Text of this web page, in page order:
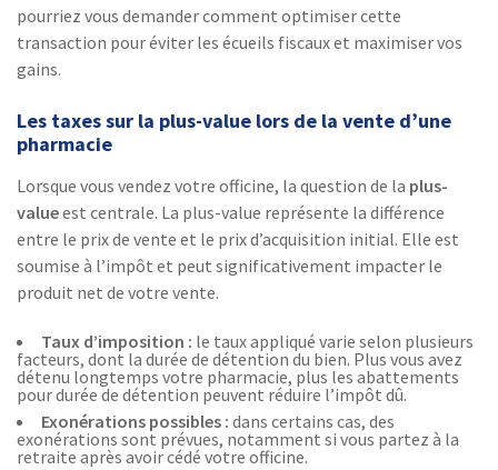
pourriez vous demander comment optimiser cette
transaction pour éviter les écueils fiscaux et maximiser vos
gains.
Les taxes sur la plus-value lors de la vente d’une
pharmacie
Lorsque vous vendez votre officine, la question de la plus-
valueest centrale. La plus-value représente la différence
entre le prix de vente et le prix d’acquisition initial. Elle est
soumise à l’impôt et peut significativement impacter le
produit net de votre vente.
Taux d’imposition : le taux appliqué varie selon plusieurs
facteurs, dont la durée de détention du bien. Plus vous avez
détenu longtemps votre pharmacie, plus les abattements
pour durée de détention peuvent réduire l’impôt dû.
Exonérations possibles : dans certains cas, des
exonérations sont prévues, notamment si vous partez à la
retraite après avoir cédé votre officine.